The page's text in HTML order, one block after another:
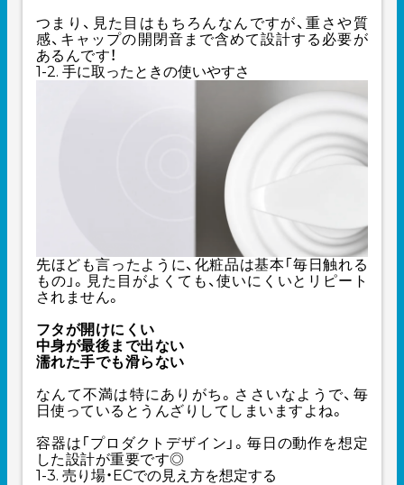
つまり、見た目はもちろんなんですが、重さや質
感、キャップの開閉音まで含めて設計する必要が
あるんです！
1-2. 手に取ったときの使いやすさ
先ほども言ったように、化粧品は基本「毎日触れる
もの」。見た目がよくても、使いにくいとリピート
されません。
フタが開けにくい
中身が最後まで出ない
濡れた手でも滑らない
なんて不満は特にありがち。ささいなようで、毎
日使っているとうんざりしてしまいますよね。
容器は「プロダクトデザイン」。毎日の動作を想定
した設計が重要です◎
1-3. 売り場・ECでの見え方を想定する